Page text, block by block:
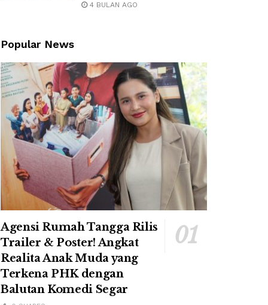
4 BULAN AGO
Popular News
Agensi Rumah Tangga Rilis
Trailer & Poster! Angkat
Realita Anak Muda yang
Terkena PHK dengan
Balutan Komedi Segar